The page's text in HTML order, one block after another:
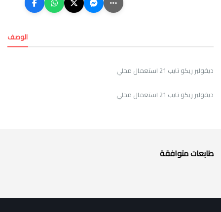
الوصف
ديفولبر ريكو تايب 21 استعمال محلي
ديفولبر ريكو تايب 21 استعمال محلي
طابعات متوافقة